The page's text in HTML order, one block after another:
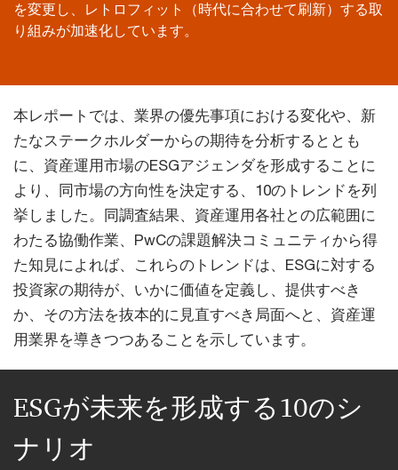
を変更し、レトロフィット（時代に合わせて刷新）する取
り組みが加速化しています。
本レポートでは、業界の優先事項における変化や、新
たなステークホルダーからの期待を分析するととも
に、資産運用市場のESGアジェンダを形成することに
より、同市場の方向性を決定する、10のトレンドを列
挙しました。同調査結果、資産運用各社との広範囲に
わたる協働作業、PwCの課題解決コミュニティから得
た知見によれば、これらのトレンドは、ESGに対する
投資家の期待が、いかに価値を定義し、提供すべき
か、その方法を抜本的に見直すべき局面へと、資産運
用業界を導きつつあることを示しています。
ESGが未来を形成する10のシ
ナリオ